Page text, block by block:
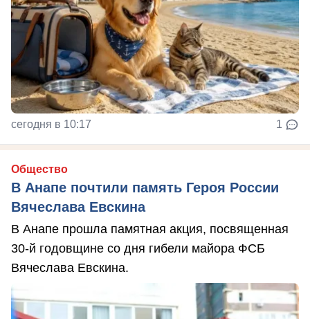
сегодня в 10:17 1
Общество
В Анапе почтили память Героя России
Вячеслава Евскина
В Анапе прошла памятная акция, посвященная
30-й годовщине со дня гибели майора ФСБ
Вячеслава Евскина.